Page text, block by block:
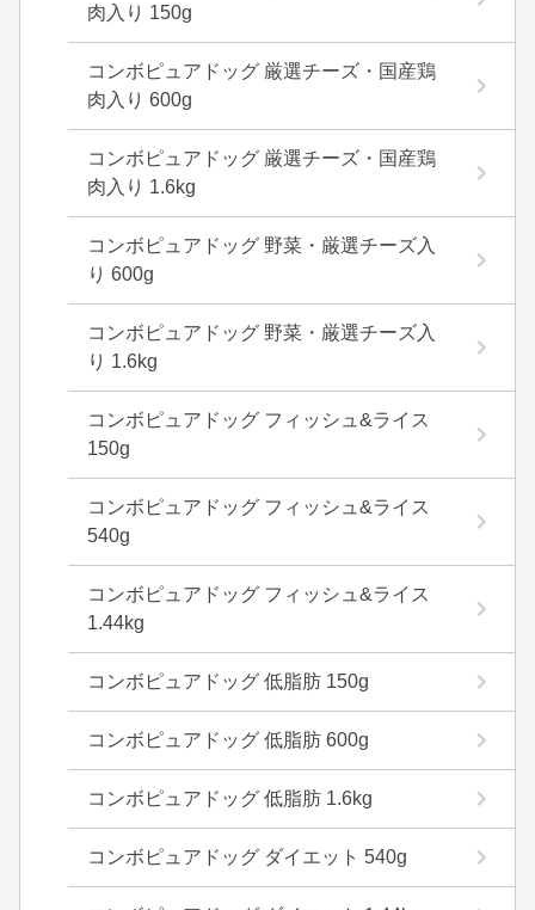
肉入り 150g
コンボピュアドッグ 厳選チーズ・国産鶏
肉入り 600g
コンボピュアドッグ 厳選チーズ・国産鶏
肉入り 1.6kg
コンボピュアドッグ 野菜・厳選チーズ入
り 600g
コンボピュアドッグ 野菜・厳選チーズ入
り 1.6kg
コンボピュアドッグ フィッシュ&ライス
150g
コンボピュアドッグ フィッシュ&ライス
540g
コンボピュアドッグ フィッシュ&ライス
1.44kg
コンボピュアドッグ 低脂肪 150g
コンボピュアドッグ 低脂肪 600g
コンボピュアドッグ 低脂肪 1.6kg
コンボピュアドッグ ダイエット 540g